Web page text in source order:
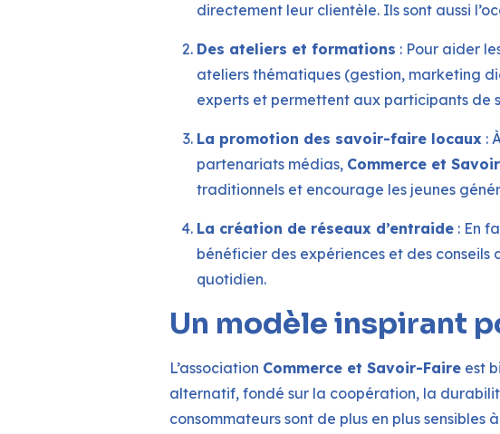
directement leur clientèle. Ils sont aussi
Des ateliers et formations : Pour aider
ateliers thématiques (gestion, marketing
experts et permettent aux participants de
La promotion des savoir-faire locaux :
partenariats médias, Commerce et
traditionnels et encourage les jeunes
La création de réseaux d’entraide : En
bénéficier des expériences et des
quotidien.
Un modèle inspirant
L’association Commerce et Savoir-Faire est
alternatif, fondé sur la coopération, la
consommateurs sont de plus en plus